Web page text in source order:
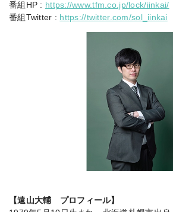
番組HP : https://www.tfm.co.jp/lock/iinkai/
番組Twitter : https://twitter.com/sol_iinkai
【遠山大輔 プロフィール】